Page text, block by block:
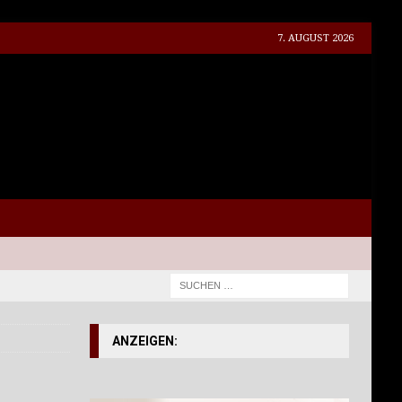
7. AUGUST 2026
ANZEIGEN: